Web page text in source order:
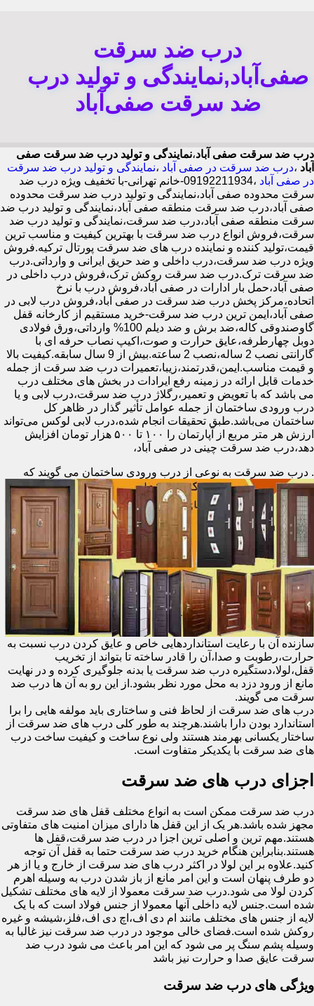
درب ضد سرقت
صفی‌آباد,نمایندگی و تولید درب
ضد سرقت صفی‌آباد
درب ضد سرقت صفی آباد،نمایندگی و تولید درب ضد سرقت صفی
آباد ،درب ضد سرقت در صفی آباد ،نمایندگی و تولید درب ضد سرقت
در صفی آباد
،09192211934-خانم تهرانی-با تخفیف ویژه درب ضد
سرقت محدوده صفی آباد،نمایندگی و تولید درب ضد سرقت محدوده
صفی آباد،درب ضد سرقت منطقه صفی آباد،نمایندگی و تولید درب ضد
سرقت منطقه صفی آباد،درب ضد سرقت،نمایندگی و تولید درب ضد
سرقت،فروش انواع درب ضد سرقت با بهترین کیفیت و مناسب ترین
قیمت،تولید کننده و نماینده درب های ضد سرقت پورتال ترکیه.فروش
ویژه درب ضد سرقت،درب داخلی و ضد حریق ایرانی و وارداتی.درب
ضد سرقت ترک.درب ضد سرقت روکش ترک،فروش درب داخلی در
صفی آباد،حمل بار ادارات در صفی آباد،فروش درب با نرخ
اتحاده،مرکز پخش درب ضد سرقت در صفی آباد،فروش درب لابی در
صفی آباد،ایمن ترین درب ضد سرقت-خرید مستقیم از کارخانه قفل
گاوصندوقی کاله،ضد برش و ضد دیلم 100% وارداتی،ورق فولادی
دوبل چهارطرفه،عایق حرارت و صوت،اکیپ نصاب حرفه ای با
گارانتی نصب 2 ساله،نصب 2 ساعته.بیش از 9 سال سابقه.کیفیت بالا
و قیمت مناسب.ایمن،قدرتمند،زیبا،تعمیرات درب ضد سرقت از جمله
خدمات قابل ارائه در زمینه رفع ایرادات در بخش های مختلف درب
می باشد که با تعویض و تعمیر،رگلاژ درب ضد سرقت،درب لابی و یا
درب ورودی ساختمان از جمله عوامل تأثیر گذار در ظاهر کل
ساختمان می‌باشد.طبق تحقیقات انجام شده،درب لابی لوکس می‌تواند
ارزش هر متر مربع از آپارتمان را ۱۰۰ تا ۵۰۰ هزار تومان افزایش
دهد،درب ضد سرقت چینی در صفی آباد،
. درب ضد سرقت به نوعی از درب ورودی ساختمان می گویند که
سازنده آن با رعایت استانداردهایی خاص و عایق کردن درب نسبت به
حرارت،رطوبت و صدا،آن را قادر ساخته تا بتواند از تخریب
قفل،لولا،دستگیره درب ضد سرقت یا بدنه جلوگیری کرده و در نهایت
مانع از ورود دزد به محل مورد نظر بشود.از این رو به آن ها درب ضد
سرقت می گویند.
درب های ضد سرقت از لحاظ فنی و ساختاری باید مولفه هایی را برا
استاندارد بودن دارا باشند.هرچند به طور کلی درب های ضد سرقت از
ساختار یکسانی بهرمند هستند ولی نوع ساخت و کیفیت ساخت درب
های ضد سرقت با یکدیکر متفاوت است.
اجزای درب های ضد سرقت
درب ضد سرقت ممکن است به انواع مختلف قفل های ضد سرقت
مجهز شده باشد.هر یک از این قفل ها دارای میزان امنیت های متفاوتی
هستند.مهم ترین و اصلی ترین اجزا در درب ضد سرقت،قفل ها
هستند.بنابراین هنگام خرید درب ضد سرقت حتما به قفل آن توجه
کنید.علاوه بر این لولا در اکثر درب های ضد سرقت از خارج و یا از هر
دو طرف پنهان است و این امر مانع از باز شدن درب به وسیله اهرم
کردن لولا می شود.درب ضد سرقت معمولا از لایه های مختلف تشکیل
شده است.جنس لایه داخلی آنها معمولا از جنس فولاد است که با یک
لایه از جنس های مختلف مانند ام دی اف،اچ دی اف،فلز،شیشه و غیره
روکش شده است.فضای خالی موجود در درب ضد سرقت نیز غالبا به
وسیله پشم سنگ پر می شود که این امر باعث می شود درب ضد
سرقت عایق صدا و حرارت نیز باشد
ویژگی های درب ضد سرقت